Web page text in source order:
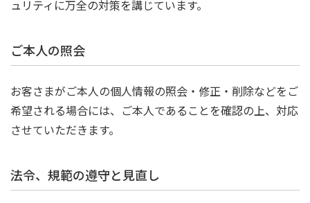
ュリティに万全の対策を講じています。
ご本人の照会
お客さまがご本人の個人情報の照会・修正・削除などをご
希望される場合には、ご本人であることを確認の上、対応
させていただきます。
法令、規範の遵守と見直し